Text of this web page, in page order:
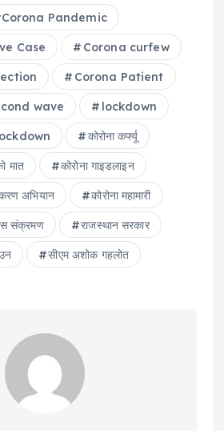
Pandemic
Case Corona curfew
Corona Patient
wave lockdown
कोरोना कर्फ्यू
मात कोरोना गाइडलाइन
अभ‍ियान कोरोना महामारी
संक्रमण राजस्थान सरकार
सीएम अशोक गहलोत